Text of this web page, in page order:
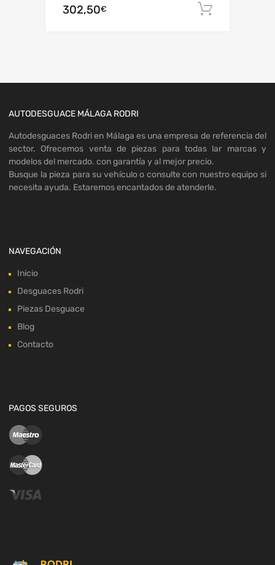
302,50€
AUTODESGUACE MÁLAGA RODRI
Autodesguaces Rodri en Málaga es una empresa de referencia del
sector. Ofrecemos venta de piezas para todas lar marcas y
modelos del mercado. con garantía y al mejor precio.
Busque la pieza para su vehículo o consulte con nuestro equipo si
necesita ayuda. Estaremos encantados de atenderle.
NAVEGACIÓN
Inicio
Desguaces Rodri
Piezas Desguace
Blog
Contacto
PAGOS SEGUROS